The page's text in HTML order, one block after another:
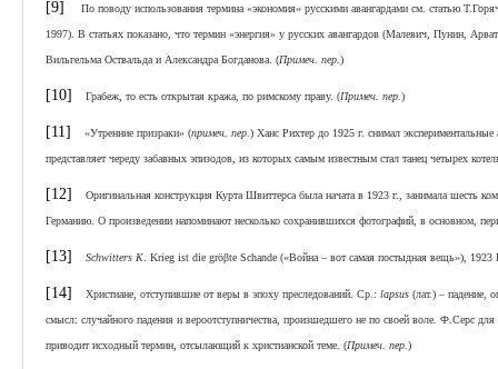
[9] По поводу использования термина «экономия» русскими авангардами см. статью
1997). В статьях показано, что термин «энергия» у русских авангардов (Малевич, Пунин,
Вильгельма Оствальда и Александра Богданова. (Примеч. пер. )
[10] Грабеж, то есть открытая кража, по римскому праву. (Примеч. пер. )
[11] «Утренние призраки» (примеч. пер .) Ханс Рихтер до 1925 г. снимал
представляет череду забавных эпизодов, из которых самым известным стал танец четырех
[12] Оригинальная конструкция Курта Швиттерса была начата в 1923 г., занимала шесть
Германию. О произведении напоминают несколько сохранившихся фотографий, в основном,
[13] Schwitters K . Krieg ist die gröβte Schande («Война – вот самая постыдная вещь»),
[14] Христиане, отступившие от веры в эпоху преследований. Ср.: lapsus (лат.) – падение,
смысл: случайного падения и вероотступничества, произшедшего не по своей воле. Ф.Серс
приводит исходный термин, отсылающий к христианской теме. (Примеч. пер. )